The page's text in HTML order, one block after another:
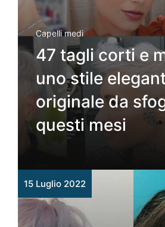
Capelli medi
47 tagli corti e
uno stile
originale da
questi mesi
15 Luglio 2022